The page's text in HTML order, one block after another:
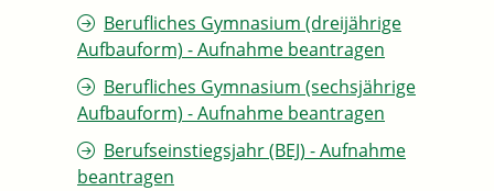
Berufliches Gymnasium (dreijährige
Aufbauform) - Aufnahme beantragen
Berufliches Gymnasium (sechsjährige
Aufbauform) - Aufnahme beantragen
Berufseinstiegsjahr (BEJ) - Aufnahme
beantragen